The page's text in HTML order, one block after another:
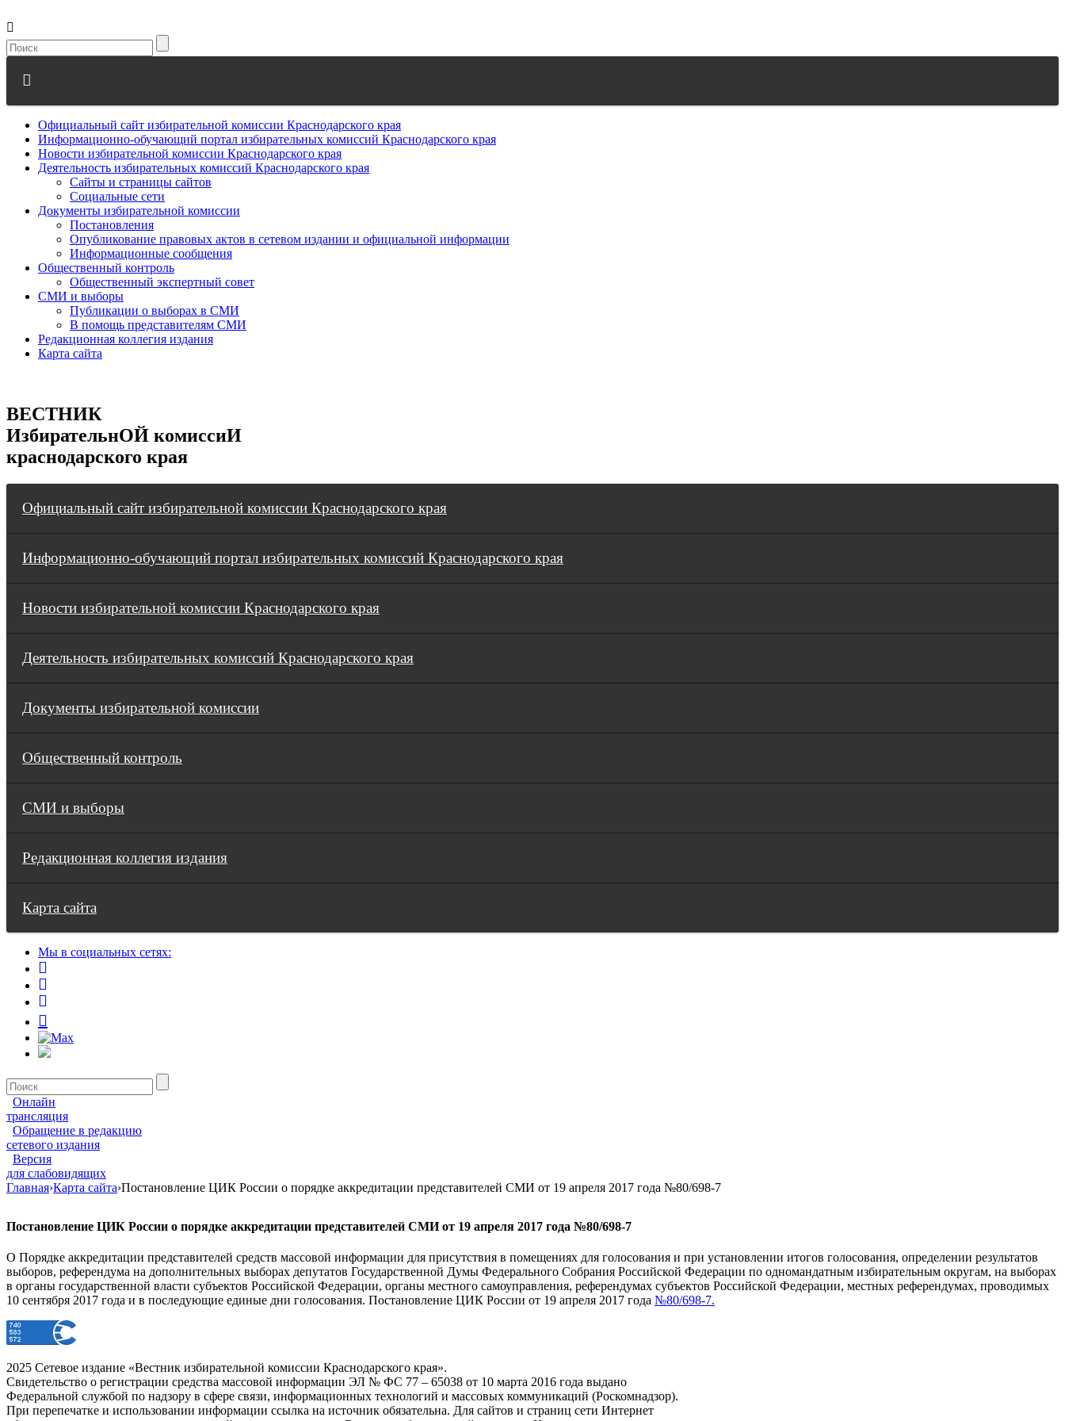
Официальный сайт избирательной комиссии Краснодарского края
Информационно-обучающий портал избирательных комиссий Краснодарского края
Новости избирательной комиссии Краснодарского края
Деятельность избирательных комиссий Краснодарского края
Сайты и страницы сайтов
Социальные сети
Документы избирательной комиссии
Постановления
Опубликование правовых актов в сетевом издании и официальной информации
Информационные сообщения
Общественный контроль
Общественный экспертный совет
СМИ и выборы
Публикации о выборах в СМИ
В помощь представителям СМИ
Редакционная коллегия издания
Карта сайта
ВЕСТНИК
ИзбирательнОЙ комиссиИ
краснодарского края
Официальный сайт избирательной комиссии Краснодарского края
Информационно-обучающий портал избирательных комиссий Краснодарского края
Новости избирательной комиссии Краснодарского края
Деятельность избирательных комиссий Краснодарского края
Документы избирательной комиссии
Общественный контроль
СМИ и выборы
Редакционная коллегия издания
Карта сайта
Мы в социальных сетях:
Онлайн
трансляция
Обращение в редакцию
сетевого издания
Версия
для слабовидящих
Главная›Карта сайта›Постановление ЦИК России о порядке аккредитации представителей СМИ от 19 апреля 2017 года №80/698-7
Постановление ЦИК России о порядке аккредитации представителей СМИ от 19 апреля 2017 года №80/698-7
О Порядке аккредитации представителей средств массовой информации для присутствия в помещениях для голосования и при установлении итогов голосования, определении результатов
выборов, референдума на дополнительных выборах депутатов Государственной Думы Федерального Собрания Российской Федерации по одномандатным избирательным округам, на выборах
в органы государственной власти субъектов Российской Федерации, органы местного самоуправления, референдумах субъектов Российской Федерации, местных референдумах, проводимых
10 сентября 2017 года и в последующие единые дни голосования. Постановление ЦИК России от 19 апреля 2017 года №80/698-7.
2025 Сетевое издание «Вестник избирательной комиссии Краснодарского края».
Свидетельство о регистрации средства массовой информации ЭЛ № ФС 77 – 65038 от 10 марта 2016 года выдано
Федеральной службой по надзору в сфере связи, информационных технологий и массовых коммуникаций (Роскомнадзор).
При перепечатке и использовании информации ссылка на источник обязательна. Для сайтов и страниц сети Интернет